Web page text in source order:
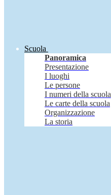
Scuola
Panoramica
Presentazione
I luoghi
Le persone
I numeri della scuola
Le carte della scuola
Organizzazione
La storia